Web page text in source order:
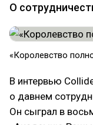
О
«Королевство
В интервью
о давнем
Он сыграл в